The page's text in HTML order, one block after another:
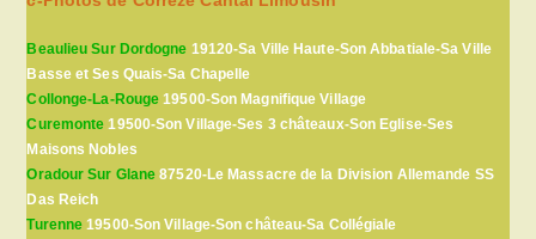
Beaulieu Sur Dordogne 19120-Sa Ville Haute-Son Abbatiale-Sa Ville
Basse et Ses Quais-Sa Chapelle
Collonge-La-Rouge 19500-Son Magnifique Village
Curemonte 19500-Son Village-Ses 3 châteaux-Son Eglise-Ses
Maisons Nobles
Oradour Sur Glane 87520-Le Massacre de la Division Allemande SS
Das Reich
Turenne 19500-Son Village-Son château-Sa Collégiale